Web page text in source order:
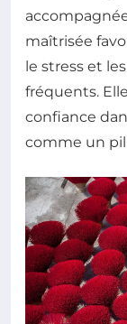
maîtrisée
le stress et
fréquents.
confiance
comme un